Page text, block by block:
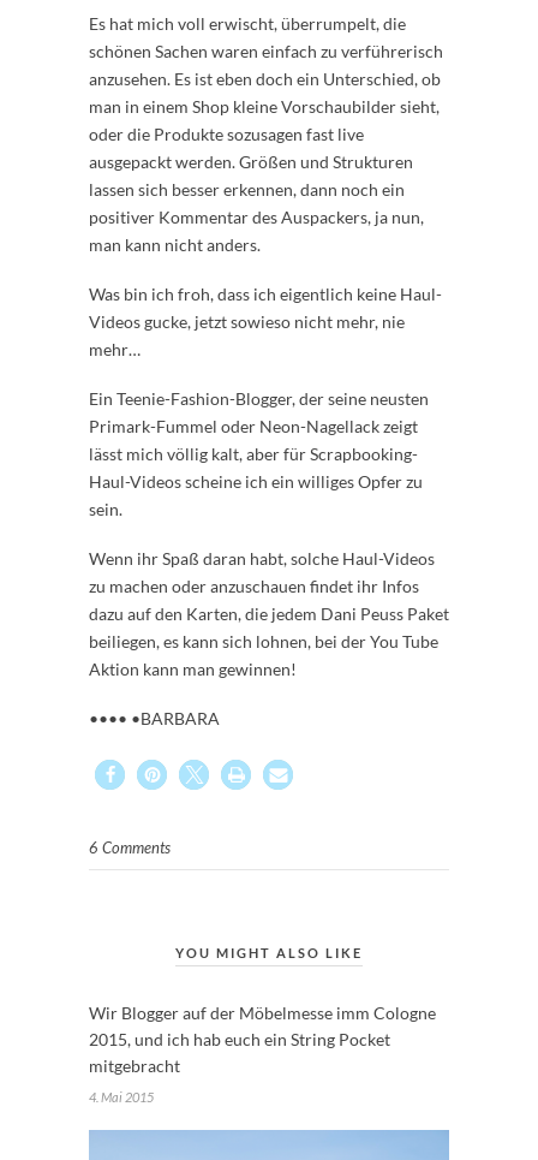
Es hat mich voll erwischt, überrumpelt, die
schönen Sachen waren einfach zu verführerisch
anzusehen. Es ist eben doch ein Unterschied, ob
man in einem Shop kleine Vorschaubilder sieht,
oder die Produkte sozusagen fast live
ausgepackt werden. Größen und Strukturen
lassen sich besser erkennen, dann noch ein
positiver Kommentar des Auspackers, ja nun,
man kann nicht anders.
Was bin ich froh, dass ich eigentlich keine Haul-
Videos gucke, jetzt sowieso nicht mehr, nie
mehr…
Ein Teenie-Fashion-Blogger, der seine neusten
Primark-Fummel oder Neon-Nagellack zeigt
lässt mich völlig kalt, aber für Scrapbooking-
Haul-Videos scheine ich ein williges Opfer zu
sein.
Wenn ihr Spaß daran habt, solche Haul-Videos
zu machen oder anzuschauen findet ihr Infos
dazu auf den Karten, die jedem Dani Peuss Paket
beiliegen, es kann sich lohnen, bei der You Tube
Aktion kann man gewinnen!
•••• •BARBARA
6 Comments
YOU MIGHT ALSO LIKE
Wir Blogger auf der Möbelmesse imm Cologne
2015, und ich hab euch ein String Pocket
mitgebracht
4. Mai 2015